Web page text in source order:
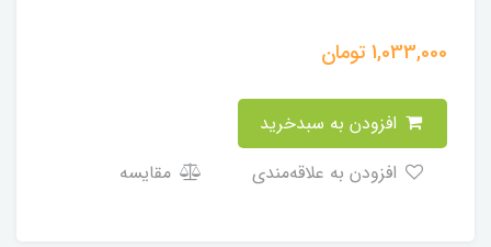
1,033,000تومان
مقایسه